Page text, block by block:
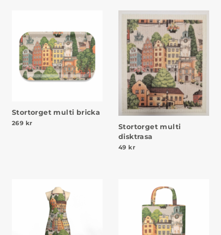
Stortorget multi bricka
269 kr
Stortorget multi
disktrasa
49 kr